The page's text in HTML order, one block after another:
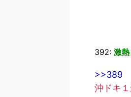
392: 激
>>389
沖ドキ